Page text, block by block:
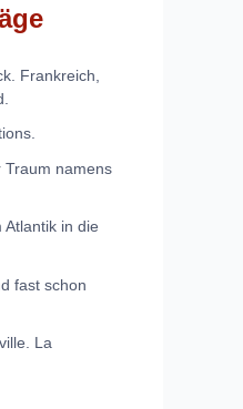
Frankreich,
Traum namens
Atlantik in die
fast schon
La